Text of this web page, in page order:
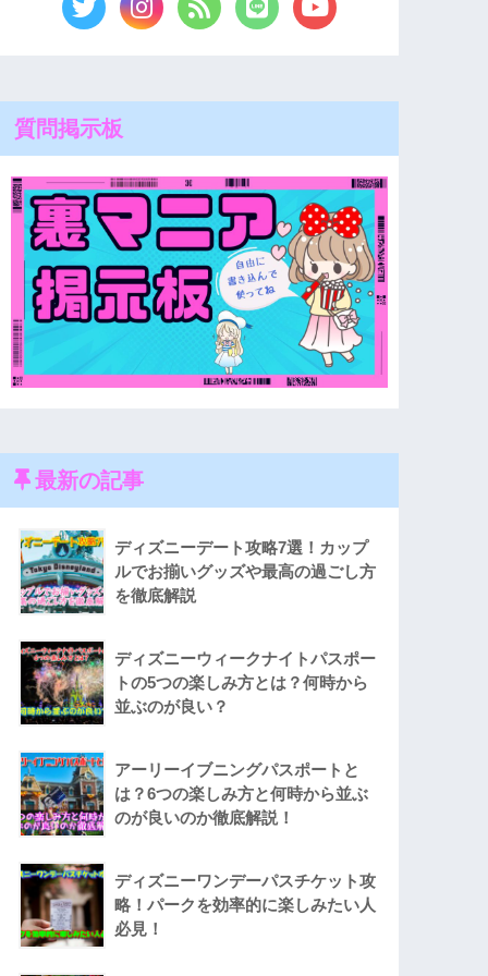
質問掲示板
最新の記事
ディズニーデート攻略7選！カップ
ルでお揃いグッズや最高の過ごし方
を徹底解説
ディズニーウィークナイトパスポー
トの5つの楽しみ方とは？何時から
並ぶのが良い？
アーリーイブニングパスポートと
は？6つの楽しみ方と何時から並ぶ
のが良いのか徹底解説！
ディズニーワンデーパスチケット攻
略！パークを効率的に楽しみたい人
必見！